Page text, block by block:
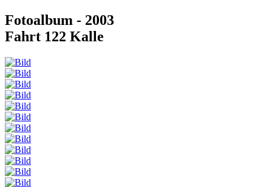
Fotoalbum - 2003
Fahrt 122 Kalle